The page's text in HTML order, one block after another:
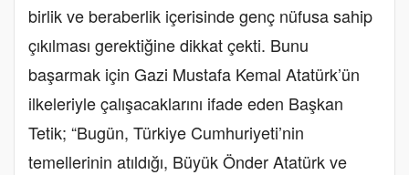
birlik ve beraberlik içerisinde genç nüfusa sahip
çıkılması gerektiğine dikkat çekti. Bunu
başarmak için Gazi Mustafa Kemal Atatürk’ün
ilkeleriyle çalışacaklarını ifade eden Başkan
Tetik; “Bugün, Türkiye Cumhuriyeti’nin
temellerinin atıldığı, Büyük Önder Atatürk ve